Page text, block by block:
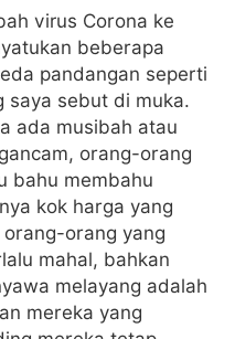
virus Corona ke
beberapa
pandangan seperti
saya sebut di muka.
ada musibah atau
orang-orang
bahu membahu
kok harga yang
orang yang
mahal, bahkan
melayang adalah
mereka yang